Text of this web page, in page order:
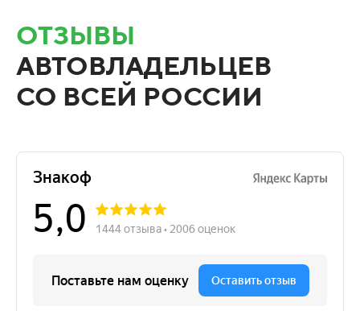
ОТЗЫВЫ
АВТОВЛАДЕЛЬЦЕВ
СО ВСЕЙ РОССИИ